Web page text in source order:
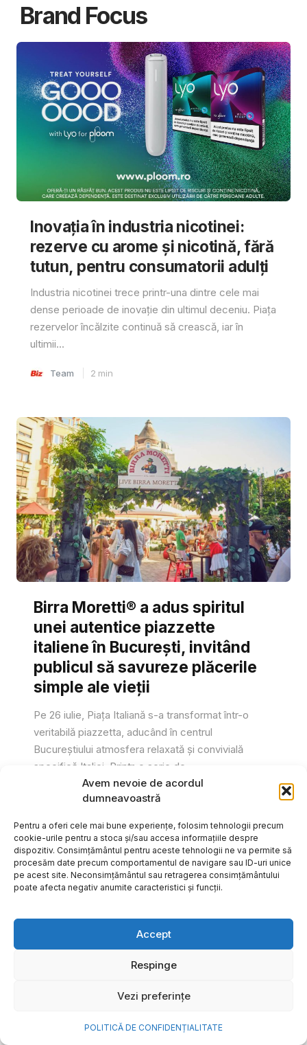
Avem nevoie de acordul
dumneavoastră
Pentru a oferi cele mai bune experiențe, folosim tehnologii precum
cookie-urile pentru a stoca și/sau accesa informațiile despre
dispozitiv. Consimțământul pentru aceste tehnologii ne va permite să
procesăm date precum comportamentul de navigare sau ID-uri unice
pe acest site. Neconsimțământul sau retragerea consimțământului
poate afecta negativ anumite caracteristici și funcții.
Accept
Respinge
Vezi preferințe
POLITICĂ DE CONFIDENȚIALITATE
Brand Focus
Inovația în industria nicotinei:
rezerve cu arome și nicotină, fără
tutun, pentru consumatorii adulți
Industria nicotinei trece printr-una dintre cele mai
dense perioade de inovație din ultimul deceniu. Piața
rezervelor încălzite continuă să crească, iar în
ultimii...
Team 2 min
Birra Moretti® a adus spiritul
unei autentice piazzette
italiene în București, invitând
publicul să savureze plăcerile
simple ale vieții
Pe 26 iulie, Piața Italiană s-a transformat într-o
veritabilă piazzetta, aducând în centrul
Bucureștiului atmosfera relaxată și convivială
specifică Italiei. Printr-o serie de...
Gabriel Barliga
frumoase amintiri ale verii într-